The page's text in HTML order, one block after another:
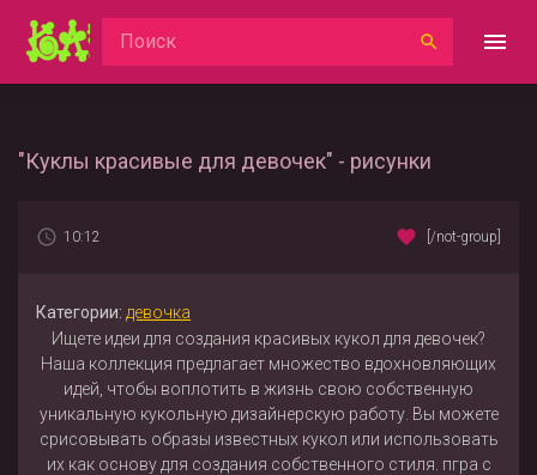
"Куклы красивые для девочек" - рисунки
10:12 [/not-group]
Категории: девочка
Ищете идеи для создания красивых кукол для девочек?
Наша коллекция предлагает множество вдохновляющих
идей, чтобы воплотить в жизнь свою собственную
уникальную кукольную дизайнерскую работу. Вы можете
срисовывать образы известных кукол или использовать
их как основу для создания собственного стиля. пгра с